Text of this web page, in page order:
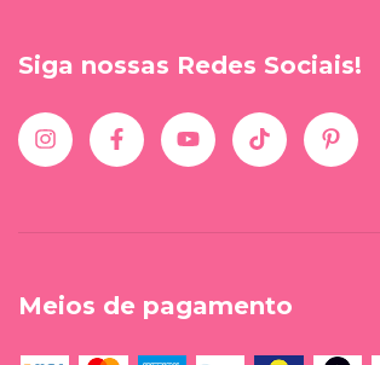
Siga nossas Redes Sociais!
Meios de pagamento